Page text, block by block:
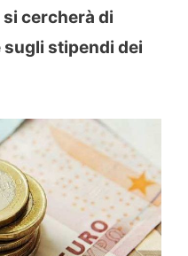
cercherà di
stipendi dei